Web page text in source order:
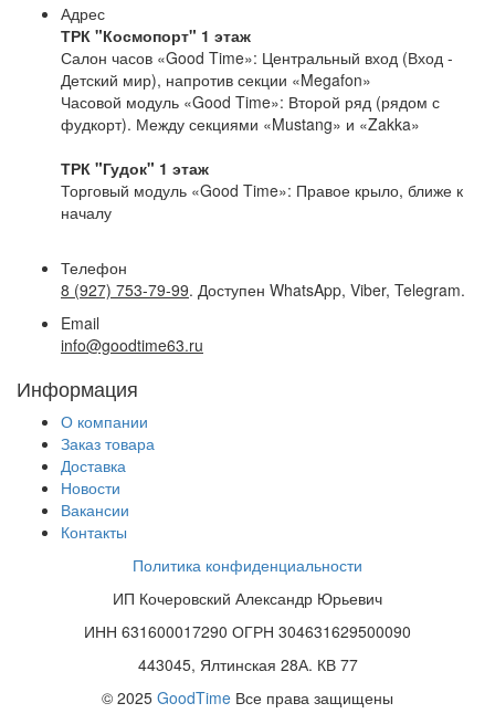
Адрес
ТРК "Космопорт" 1 этаж
Салон часов «Good Time»: Центральный вход (Вход -
Детский мир), напротив секции «Megafon»
Часовой модуль «Good Time»: Второй ряд (рядом с
фудкорт). Между секциями «Mustang» и «Zakka»
ТРК "Гудок" 1 этаж
Торговый модуль «Good Time»: Правое крыло, ближе к
началу
Телефон
8 (927) 753-79-99. Доступен WhatsApp, Viber, Telegram.
Email
info@goodtime63.ru
Информация
О компании
Заказ товара
Доставка
Новости
Вакансии
Контакты
Политика конфиденциальности
ИП Кочеровский Александр Юрьевич
ИНН 631600017290 ОГРН 304631629500090
443045, Ялтинская 28А. КВ 77
© 2025 GoodTime Все права защищены